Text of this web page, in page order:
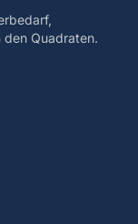
Quadraten.